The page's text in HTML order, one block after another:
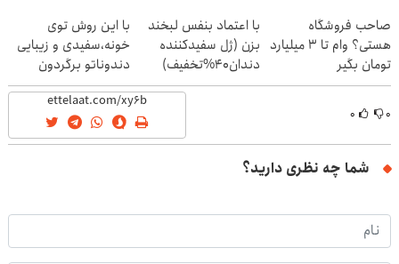
صاحب فروشگاه
هستی؟ وام تا ۳ میلیارد
تومان بگیر
با اعتماد بنفس لبخند
بزن (ژل سفیدکننده
دندان40%تخفیف)
با این روش توی
خونه،سفیدی و زیبایی
دندوناتو برگردون
(40%off)
۰ ۰
شما چه نظری دارید؟